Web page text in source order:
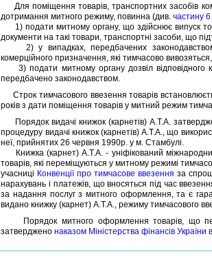
Для помiщення товарiв, транспортних засобiв
дотримання митного режиму, повинна (див.частину
1) подати митному органу, що здiйснює випуск
документи на такi товари, транспортнi засоби, що
2) у випадках, передбачених
комерцiйного призначення, якi тимчасово
3) подати митному органу дозвiл вiдповiдного
передбачено законодавством.
Строк тимчасового ввезення товарiв
рокiв з дати помiщення товарiв у митний режим
Порядок видачi книжок (карнетiв) А.Т.А.
процедуру видачi книжок (карнетiв) А.Т.А., що
неї, прийнятих 26 червня 1990р. у м. Стамбулi.
Книжка (карнет) А.Т.А. - унiфiкований
товарiв, якi перемiщуються у митному режимi
учасницi Конвенцiї про тимчасове ввезення за
нарахувань i платежiв, що вносяться пiд час
за надання послуг з митного оформлення, та є
видано книжку (карнет) А.Т.А., режиму тимчасового
Порядок митного оформлення товарiв, що
затвердженонаказом Мiнiстерства фiнансiв України